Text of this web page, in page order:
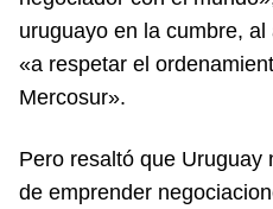
uruguayo en la cumbre,
«a respetar el
Mercosur».
Pero resaltó que Uruguay
de emprender